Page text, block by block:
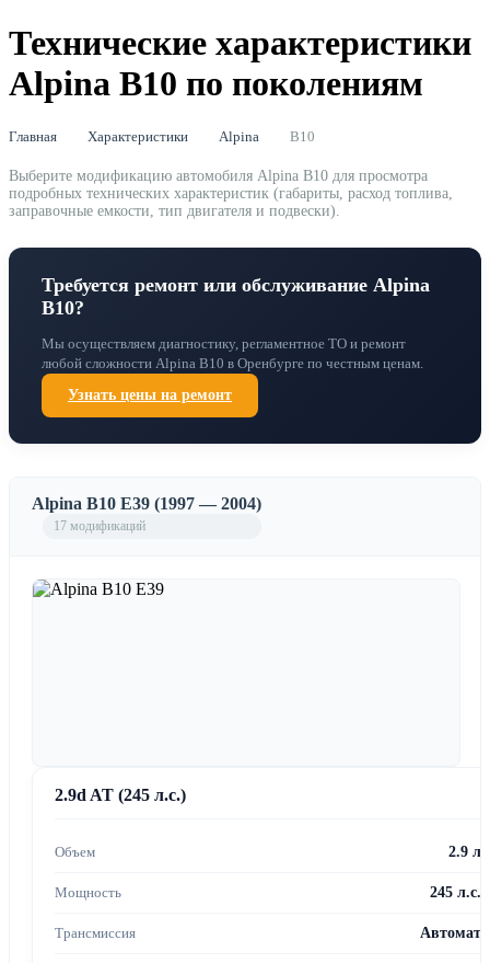
Технические характеристики
Alpina B10 по поколениям
Главная Характеристики Alpina B10
Выберите модификацию автомобиля Alpina B10 для просмотра
подробных технических характеристик (габариты, расход топлива,
заправочные емкости, тип двигателя и подвески).
Требуется ремонт или обслуживание Alpina
B10?
Мы осуществляем диагностику, регламентное ТО и ремонт
любой сложности Alpina B10 в Оренбурге по честным ценам.
Узнать цены на ремонт
Alpina B10 E39 (1997 — 2004)
17 модификаций
2.9d AT (245 л.с.)
2.9 л
245 л.с.
Автомат